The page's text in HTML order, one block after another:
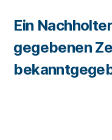
Ein
gegebenen